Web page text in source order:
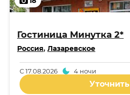
Гостиница Минутка 2*
Россия, Лазаревское
С17.08.2026 4 ночи
Уточнить